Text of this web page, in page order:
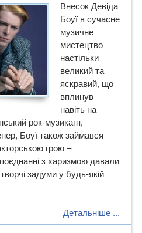
Внесок Девіда
Боуї в сучасне
музичне
мистецтво
настільки
великий та
яскравий, що
вплинув
навіть на
рок-музикант,
Боуї також займався
грою –
з харизмою давали
задуми у будь-якій
Детальніше ...